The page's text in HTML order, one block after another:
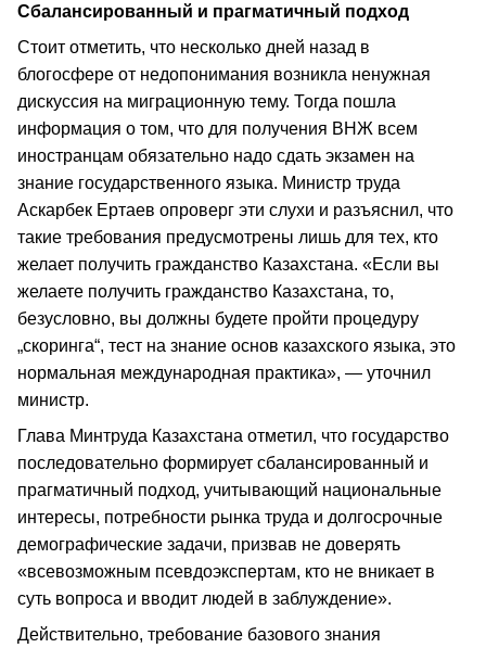
Сбалансированный и прагматичный подход
Стоит отметить, что несколько дней назад в
блогосфере от недопонимания возникла ненужная
дискуссия на миграционную тему. Тогда пошла
информация о том, что для получения ВНЖ всем
иностранцам обязательно надо сдать экзамен на
знание государственного языка. Министр труда
Аскарбек Ертаев опроверг эти слухи и разъяснил, что
такие требования предусмотрены лишь для тех, кто
желает получить гражданство Казахстана. «Если вы
желаете получить гражданство Казахстана, то,
безусловно, вы должны будете пройти процедуру
„скоринга“, тест на знание основ казахского языка, это
нормальная международная практика», — уточнил
министр.
Глава Минтруда Казахстана отметил, что государство
последовательно формирует сбалансированный и
прагматичный подход, учитывающий национальные
интересы, потребности рынка труда и долгосрочные
демографические задачи, призвав не доверять
«всевозможным псевдоэкспертам, кто не вникает в
суть вопроса и вводит людей в заблуждение».
Действительно, требование базового знания